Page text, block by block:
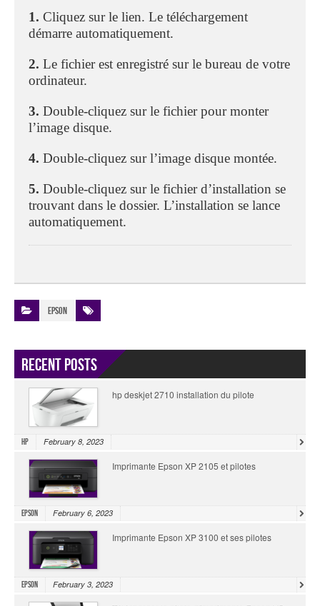
1. Cliquez sur le lien. Le téléchargement
démarre automatiquement.
2. Le fichier est enregistré sur le bureau de votre
ordinateur.
3. Double-cliquez sur le fichier pour monter
l’image disque.
4. Double-cliquez sur l’image disque montée.
5. Double-cliquez sur le fichier d’installation se
trouvant dans le dossier. L’installation se lance
automatiquement.
Epson
Recent Posts
hp deskjet 2710 installation du pilote
HP February 8, 2023
Imprimante Epson XP 2105 et pilotes
Epson February 6, 2023
Imprimante Epson XP 3100 et ses pilotes
Epson February 3, 2023